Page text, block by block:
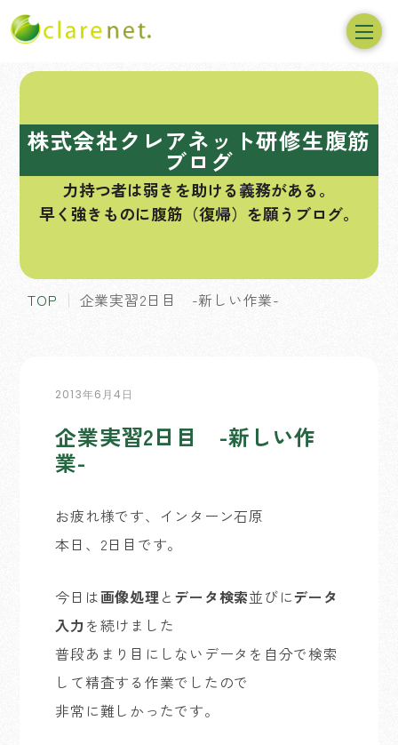
株式会社クレアネット研修生腹筋
ブログ
力持つ者は弱きを助ける義務がある。
早く強きものに腹筋（復帰）を願うブログ。
TOP 企業実習2日目 -新しい作業-
2013年6月4日
企業実習2日目 -新しい作
業-
お疲れ様です、インターン石原
本日、2日目です。
今日は画像処理と データ検索並びにデータ
入力 を続けました
普段あまり目にしないデータを自分で検索
して精査する作業でしたので
非常に難しかったです。